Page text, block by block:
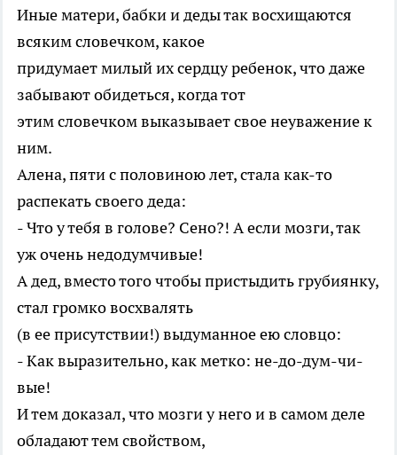
Иные матери, бабки и деды так восхищаются
всяким словечком, какое
придумает милый их сердцу ребенок, что даже
забывают обидеться, когда тот
этим словечком выказывает свое неуважение к
ним.
Алена, пяти с половиною лет, стала как-то
распекать своего деда:
- Что у тебя в голове? Сено?! А если мозги, так
уж очень недодумчивые!
А дед, вместо того чтобы пристыдить грубиянку,
стал громко восхвалять
(в ее присутствии!) выдуманное ею словцо:
- Как выразительно, как метко: не-до-дум-чи-
вые!
И тем доказал, что мозги у него и в самом деле
обладают тем свойством,